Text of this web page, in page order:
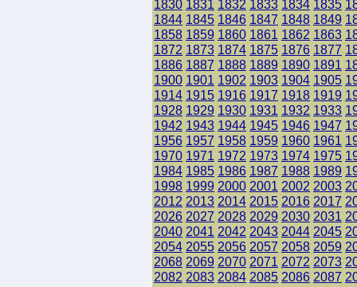
1830 1831 1832 1833 1834 1835
1844 1845 1846 1847 1848 1849
1858 1859 1860 1861 1862 1863
1872 1873 1874 1875 1876 1877
1886 1887 1888 1889 1890 1891
1900 1901 1902 1903 1904 1905
1914 1915 1916 1917 1918 1919
1928 1929 1930 1931 1932 1933
1942 1943 1944 1945 1946 1947
1956 1957 1958 1959 1960 1961
1970 1971 1972 1973 1974 1975
1984 1985 1986 1987 1988 1989
1998 1999 2000 2001 2002 2003
2012 2013 2014 2015 2016 2017
2026 2027 2028 2029 2030 2031
2040 2041 2042 2043 2044 2045
2054 2055 2056 2057 2058 2059
2068 2069 2070 2071 2072 2073
2082 2083 2084 2085 2086 2087